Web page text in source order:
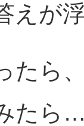
えが
たら
たら